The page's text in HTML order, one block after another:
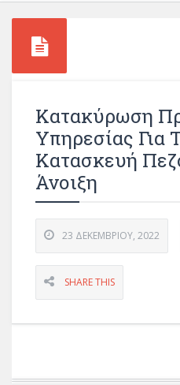
Κατακύρωση
Υπηρεσίας Για
Κατασκευή
Άνοιξη
23 ΔΕΚΕΜΒΡΊΟΥ, 2022
SHARE THIS